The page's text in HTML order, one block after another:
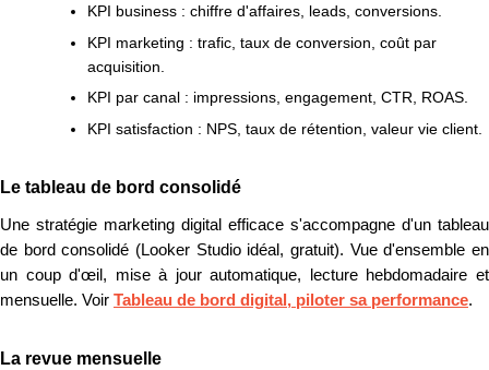
KPI business : chiffre d'affaires, leads, conversions.
KPI marketing : trafic, taux de conversion, coût par
acquisition.
KPI par canal : impressions, engagement, CTR, ROAS.
KPI satisfaction : NPS, taux de rétention, valeur vie client.
Le tableau de bord consolidé
Une stratégie marketing digital efficace s'accompagne d'un tableau
de bord consolidé (Looker Studio idéal, gratuit). Vue d'ensemble en
un coup d'œil, mise à jour automatique, lecture hebdomadaire et
mensuelle. Voir Tableau de bord digital, piloter sa performance.
La revue mensuelle